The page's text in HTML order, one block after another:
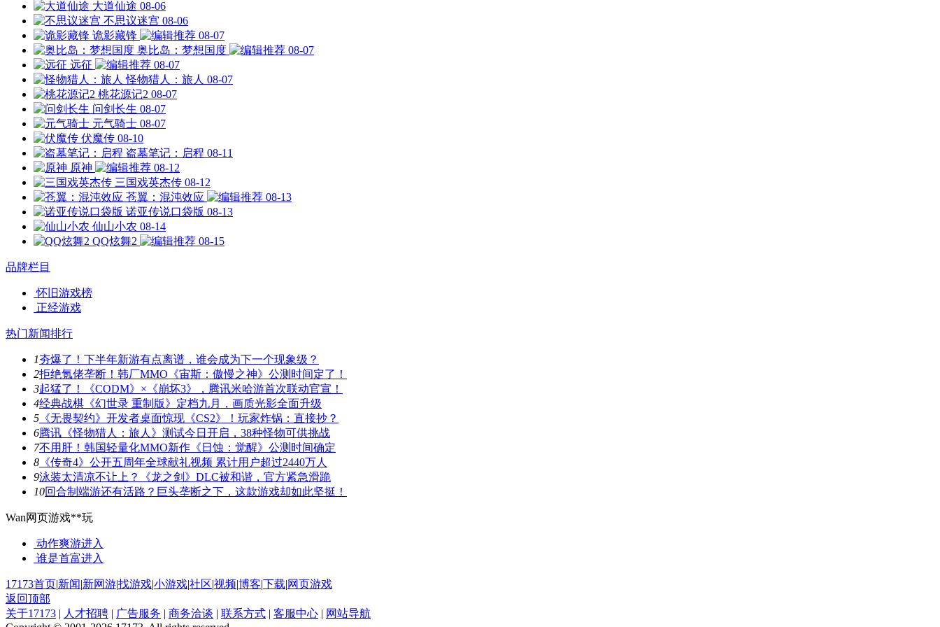
大道仙途 08-06
不思议迷宫 08-06
诡影藏锋
08-07
奥比岛：梦想国度
08-07
远征
08-07
怪物猎人：旅人 08-07
桃花源记2 08-07
问剑长生 08-07
元气骑士 08-07
伏魔传 08-10
盗墓笔记：启程 08-11
原神
08-12
三国戏英杰传 08-12
苍翼：混沌效应
08-13
诺亚传说口袋版 08-13
仙山小农 08-14
QQ炫舞2
08-15
品牌栏目
怀旧游戏榜
正经游戏
热门新闻排行
1夯爆了！下半年新游有点离谱，谁会成为下一个现象级？
2拒绝氪佬垄断！韩厂MMO《宙斯：傲慢之神》公测时间定了！
3起猛了！《CODM》×《崩坏3》，腾讯米哈游首次联动官宣！
4经典战棋《幻世录 重制版》定档九月，画质光影全面升级
5 《无畏契约》开发者桌面惊现《CS2》！玩家炸锅：直接抄？
6腾讯《怪物猎人：旅人》测试今日开启，38种怪物可供挑战
7不用肝！韩国轻量化MMO新作《日蚀：觉醒》公测时间确定
8 《传奇4》公开五周年全球献礼视频 累计用户超过2440万人
9泳装太清凉不让上？《龙之剑》DLC被和谐，官方紧急滑跪
10回合制端游还有活路？巨头垄断之下，这款游戏却如此坚挺！
Wan网页游戏**玩
动作爽游进入
谁是首富进入
17173首页|新闻|新网游|找游戏|小游戏|社区|视频|博客|下载|网页游戏
返回顶部
关于17173 | 人才招聘 | 广告服务 | 商务洽谈 | 联系方式 | 客服中心 | 网站导航